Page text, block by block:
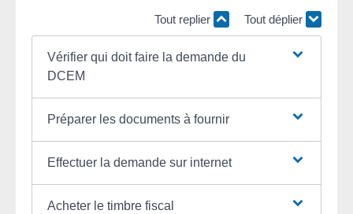
Tout replier Tout déplier
Vérifier qui doit faire la demande du
DCEM
Préparer les documents à fournir
Effectuer la demande sur internet
Acheter le timbre fiscal